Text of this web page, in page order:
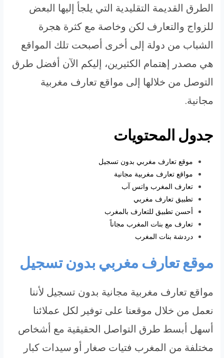
الطرق القديمة التقليدية التي يلجأ إليها البعض
للزواج والتعارف لكن وخاصة مع كثرة هجرة
الشباب من دولة إلى أخرى أصبحت تلك المواقع
هي مصدر إهتمام الكثيرين، إليكم الآن أفضل طرق
التوصل من خلالها إلى مواقع تعارف مغربية
مجانية.
جدول المحتويات
موقع تعارف مغربي بدون تسجيل
مواقع تعارف مغربية مجانية
تعارف المغرب واتس آب
تطبيق تعارف مغربي
أحسن تطبيق للتعارف بالمغرب
تعارف مع بنات المغرب مجاناً
دردشة بنات المغرب
موقع تعارف مغربي بدون تسجيل
مواقع تعارف مغربية مجانية بدون تسجيل لأننا
نعمل من خلال موقعنا على توفير لكل عملائنا
أسهل أبسط طرق التواصل الحقيقية مع أشخاص
مختلفة من المغرب فتيات صغار أو سيدات كبار